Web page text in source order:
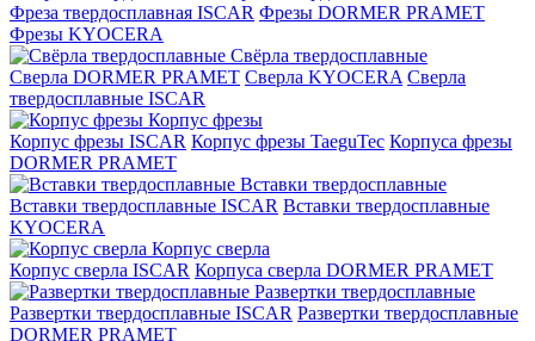
Фреза твердосплавная ISCAR Фрезы DORMER PRAMET
Фрезы KYOCERA
Свёрла твердосплавные
Сверла DORMER PRAMET Сверла KYOCERA Сверла
твердосплавные ISCAR
Корпус фрезы
Корпус фрезы ISCAR Корпус фрезы TaeguTec Корпуса фрезы
DORMER PRAMET
Вставки твердосплавные
Вставки твердосплавные ISCAR Вставки твердосплавные
KYOCERA
Корпус сверла
Корпус сверла ISCAR Корпуса сверла DORMER PRAMET
Развертки твердосплавные
Развертки твердосплавные ISCAR Развертки твердосплавные
DORMER PRAMET